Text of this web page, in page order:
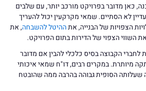
כאן מדובר בפרויקט מורכב יותר, עם שלבים
לא הסתיים. שמאי מקרקעין יכול להעריך
הצפויות של הבנייה, אתההיטל להשבחה, את
השווי הצפוי של הדירות בתום הפרויקט.
הקבוצה בסיס כלכלי להבין אם מדובר
מיותרת. במקרים רבים, דו"ח שמאי איכותי
שעלותה הסופית גבוהה בהרבה ממה שהובטח